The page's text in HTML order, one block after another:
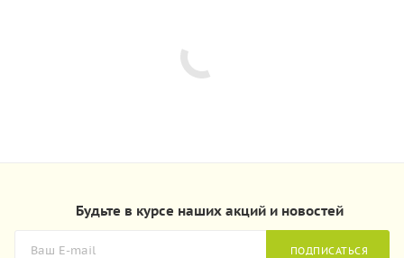
Будьте в курсе наших акций и новостей
ПОДПИСАТЬСЯ